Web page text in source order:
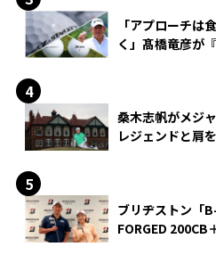
「アプローチは
く」髙橋竜彦が
桑木志帆がメジ
レジェンドと肩
ブリヂストン「
FORGED